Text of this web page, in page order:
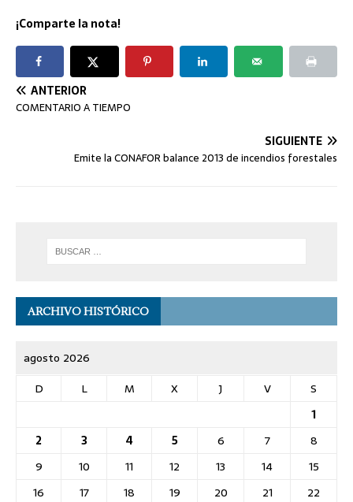
¡Comparte la nota!
ANTERIOR
COMENTARIO A TIEMPO
SIGUIENTE
Emite la CONAFOR balance 2013 de incendios forestales
ARCHIVO HISTÓRICO
agosto 2026
D
L M X J V
S
1
2
3 4 5 6 7
8
9
10 11 12 13 14
15
16
17 18 19 20 21
22